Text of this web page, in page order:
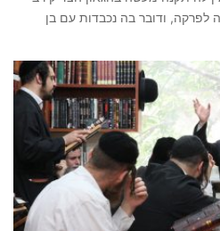
לפרקה, ודובר בה נכבדות עם בן